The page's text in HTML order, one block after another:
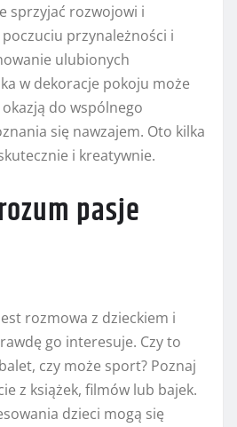
sprzyjać rozwojowi i
przynależności i
ulubionych
w dekoracje pokoju może
do wspólnego
się nawzajem. Oto kilka
i kreatywnie.
pasje
rozmowa z dzieckiem i
go interesuje. Czy to
czy może sport? Poznaj
z książek, filmów lub bajek.
dzieci mogą się